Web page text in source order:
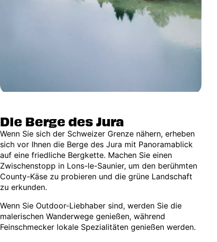
Die Berge des Jura
Wenn Sie sich der Schweizer Grenze nähern, erheben
sich vor Ihnen die Berge des Jura mit Panoramablick
auf eine friedliche Bergkette. Machen Sie einen
Zwischenstopp in Lons-le-Saunier, um den berühmten
County-Käse zu probieren und die grüne Landschaft
zu erkunden.
Wenn Sie Outdoor-Liebhaber sind, werden Sie die
malerischen Wanderwege genießen, während
Feinschmecker lokale Spezialitäten genießen werden.